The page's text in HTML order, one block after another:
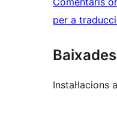
per a
Instal·lacions